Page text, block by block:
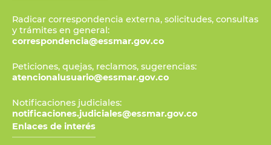
Radicar correspondencia externa, solicitudes, consultas
y trámites en general:
correspondencia@essmar.gov.co
Peticiones, quejas, reclamos, sugerencias:
atencionalusuario@essmar.gov.co
Notificaciones judiciales:
notificaciones.judiciales@essmar.gov.co
Enlaces de interés